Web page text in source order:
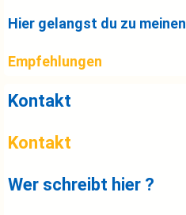
Hier gelangst du zu meinen
Empfehlungen
Kontakt
Kontakt
Wer schreibt hier ?